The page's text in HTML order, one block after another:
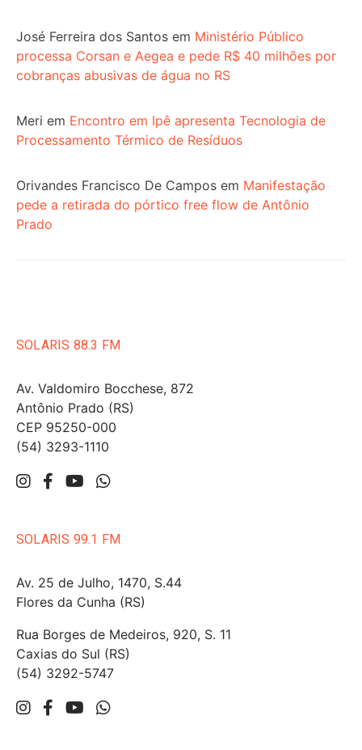
José Ferreira dos Santos em Ministério Público
processa Corsan e Aegea e pede R$ 40 milhões por
cobranças abusivas de água no RS
Meri em Encontro em Ipê apresenta Tecnologia de
Processamento Térmico de Resíduos
Orivandes Francisco De Campos em Manifestação
pede a retirada do pórtico free flow de Antônio
Prado
SOLARIS 88.3 FM
Av. Valdomiro Bocchese, 872
Antônio Prado (RS)
CEP 95250-000
(54) 3293-1110
SOLARIS 99.1 FM
Av. 25 de Julho, 1470, S.44
Flores da Cunha (RS)
Rua Borges de Medeiros, 920, S. 11
Caxias do Sul (RS)
(54) 3292-5747